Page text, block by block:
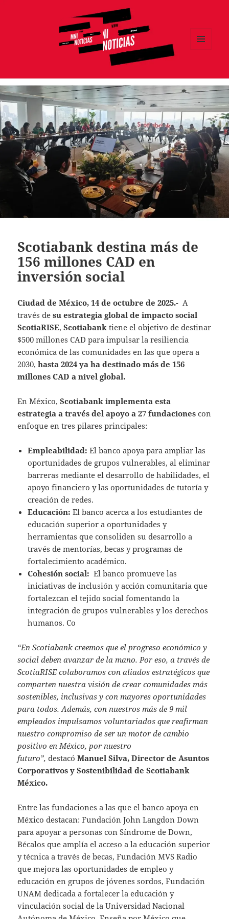
Scotiabank destina más de
156 millones CAD en
inversión social
Ciudad de México, 14 de octubre de 2025.- A
través de su estrategia global de impacto social
ScotiaRISE,Scotiabanktiene el objetivo de destinar
$500 millones CAD para impulsar la resiliencia
económica de las comunidades en las que opera a
2030,hasta 2024 ya ha destinado más de 156
millones CAD a nivel global.
En México,Scotiabank implementa esta
estrategia a través del apoyo a 27 fundaciones con
enfoque en tres pilares principales:
Empleabilidad:El banco apoya para ampliar las
oportunidades de grupos vulnerables, al eliminar
barreras mediante el desarrollo de habilidades, el
apoyo financiero y las oportunidades de tutoría y
creación de redes.
Educación: El banco acerca a los estudiantes de
educación superior a oportunidades y
herramientas que consoliden su desarrollo a
través de mentorías, becas y programas de
fortalecimiento académico.
Cohesión social: El banco promueve las
iniciativas de inclusión y acción comunitaria que
fortalezcan el tejido social fomentando la
integración de grupos vulnerables y los derechos
humanos. Co
“En Scotiabank creemos que el progreso económico y
social deben avanzar de la mano. Por eso, a través de
ScotiaRISE colaboramos con aliados estratégicos que
comparten nuestra visión de crear comunidades más
sostenibles, inclusivas y con mayores oportunidades
para todos. Además, con nuestros más de 9 mil
empleados impulsamos voluntariados que reafirman
nuestro compromiso de ser un motor de cambio
positivo en México, por nuestro
futuro”, destacóManuel Silva, Director de Asuntos
Corporativos y Sostenibilidad de Scotiabank
México.
Entre las fundaciones a las que el banco apoya en
México destacan: Fundación John Langdon Down
para apoyar a personas con Síndrome de Down,
Bécalos que amplía el acceso a la educación superior
y técnica a través de becas, Fundación MVS Radio
que mejora las oportunidades de empleo y
educación en grupos de jóvenes sordos, Fundación
UNAM dedicada a fortalecer la educación y
vinculación social de la Universidad Nacional